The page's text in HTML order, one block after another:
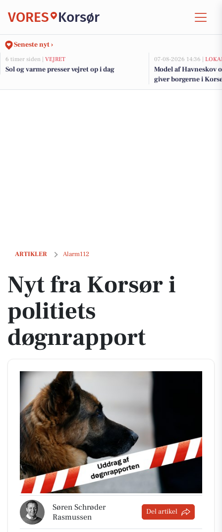
VORES Korsør
Seneste nyt ›
6 timer siden | VEJRET
Sol og varme presser vejret op i dag
07-08-2026 14:36 |
Model af Havneskov
giver borgerne i
kommende projekt
ARTIKLER Alarm112
Nyt fra Korsør i politiets døgnrapport
Nyt fra Korsør i
politiets
døgnrapport
Søren Schrøder
Rasmussen
Del artikel